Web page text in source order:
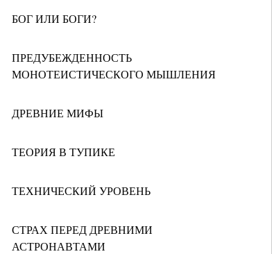
БОГ ИЛИ БОГИ?
ПРЕДУБЕЖДЕННОСТЬ
МОНОТЕИСТИЧЕСКОГО МЫШЛЕНИЯ
ДРЕВНИЕ МИФЫ
ТЕОРИЯ В ТУПИКЕ
ТЕХНИЧЕСКИЙ УРОВЕНЬ
СТРАХ ПЕРЕД ДРЕВНИМИ
АСТРОНАВТАМИ